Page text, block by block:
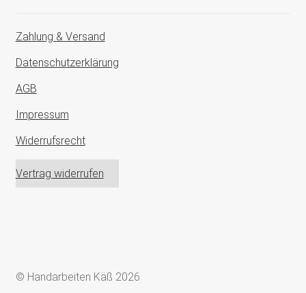
Zahlung & Versand
Datenschutzerklärung
AGB
Impressum
Widerrufsrecht
Vertrag widerrufen
© Handarbeiten Käß 2026